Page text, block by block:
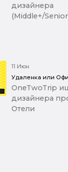
дизайнера
(Middle+/
11 Июн
Удаленка или
OneTwoTrip
дизайнера
Отели